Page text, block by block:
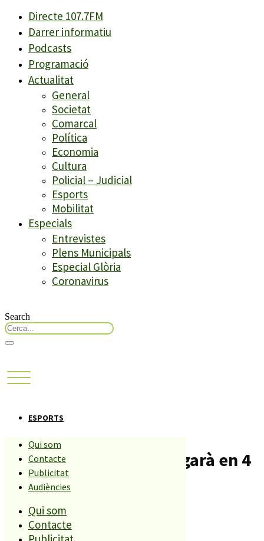
Directe 107.7FM
Darrer informatiu
Podcasts
Programació
Actualitat
General
Societat
Comarcal
Política
Economia
Cultura
Policial – Judicial
Esports
Mobilitat
Especials
Entrevistes
Plens Municipals
Especial Glòria
Coronavirus
Search
Qui som
Contacte
Publicitat
Audiències
Qui som
Contacte
ESPORTS
El sènior de bàsquet jugarà en 4
dies contra el 4t i el 3r
classificat